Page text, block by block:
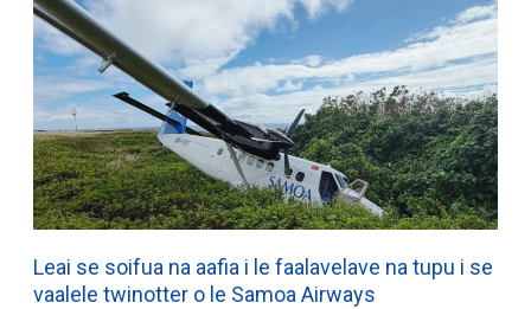
Leai se soifua na aafia i le faalavelave na tupu i se
vaalele twinotter o le Samoa Airways